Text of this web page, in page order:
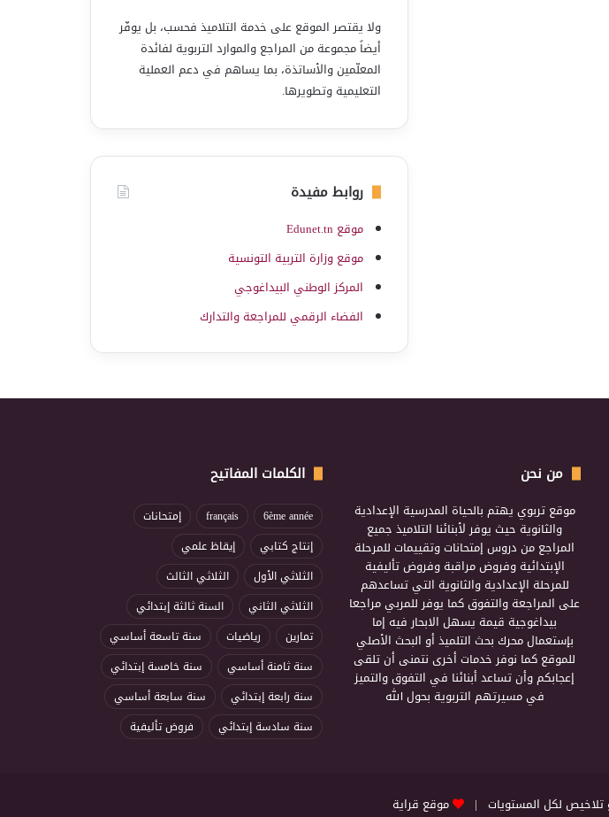
ولا يقتصر الموقع على خدمة التلاميذ فحسب، بل يوفّر
أيضاً مجموعة من المراجع والموارد التربوية لفائدة
المعلّمين والأساتذة، بما يساهم في دعم العملية
التعليمية وتطويرها.
روابط مفيدة
موقع Edunet.tn
موقع وزارة التربية التونسية
المركز الوطني البيداغوجي
الفضاء الرقمي للمراجعة والتدارك
من نحن
موقع تربوي يهتم بالحياة المدرسية الإعدادية
والثانوية حيث يوفر لأبنائنا التلاميذ جميع
المراجع من دروس إمتحانات وتقييمات للمرحلة
الإبتدائية وفروض مراقبة وفروض تأليفية
للمرحلة الإعدادية والثانوية التي تساعدهم
على المراجعة والتفوق كما يوفر للمربي مراجعا
بيداغوجية قيمة يسهل الابحار فيه إما
بإستعمال محرك بحث التلميذ أو البحث الأصلي
للموقع كما نوفر خدمات أخرى نتمنى أن تلقى
إعجابكم وأن تساعد أبنائنا في التفوق والتميز
في مسيرتهم التربوية بحول الله
الكلمات المفاتيح
6ème année
français
إمتحانات
إنتاج كتابي
إيقاظ علمي
الثلاثي الأول
الثلاثي الثالث
الثلاثي الثاني
السنة ثالثة إبتدائي
تمارين
رياضيات
سنة تاسعة أساسي
سنة ثامنة أساسي
سنة خامسة إبتدائي
سنة رابعة إبتدائي
سنة سابعة أساسي
سنة سادسة إبتدائي
فروض تأليفية
موقع قراية